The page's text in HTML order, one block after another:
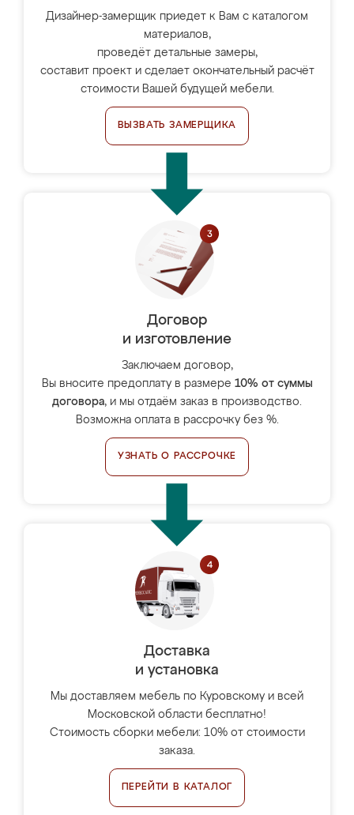
Дизайнер-замерщик приедет к Вам с каталогом
материалов,
проведёт детальные замеры,
составит проект и сделает окончательный расчёт
стоимости Вашей будущей мебели.
ВЫЗВАТЬ ЗАМЕРЩИКА
Договор
и изготовление
Заключаем договор,
Вы вносите предоплату в размере 10% от суммы
договора, и мы отдаём заказ в производство.
Возможна оплата в рассрочку без %.
УЗНАТЬ О РАССРОЧКЕ
Доставка
и установка
Мы доставляем мебель по Куровскому и всей
Московской области бесплатно!
Стоимость сборки мебели: 10% от стоимости
заказа.
ПЕРЕЙТИ В КАТАЛОГ